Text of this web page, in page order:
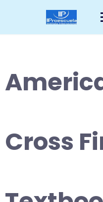
Cross